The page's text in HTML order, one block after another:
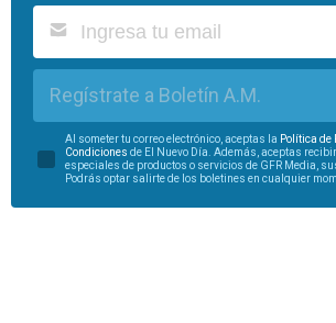
Regístrate a Boletín A.M.
Al someter tu correo electrónico, aceptas la Política de
Condiciones de El Nuevo Día. Además, aceptas
especiales de productos o servicios de GFR Media,
Podrás optar salirte de los boletines en cualquier